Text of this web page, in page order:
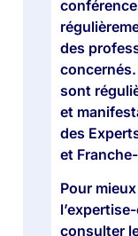
des
sont
et
des
et
Pour
consulter